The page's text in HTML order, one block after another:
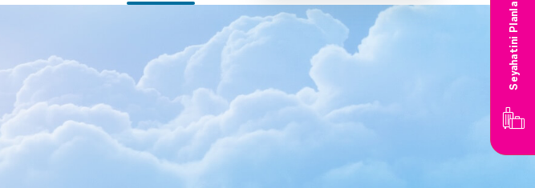
Seyahatini Planla